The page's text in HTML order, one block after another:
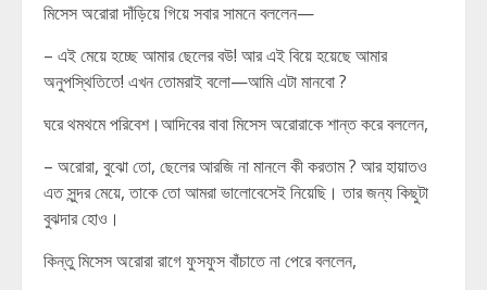
মিসেস অরোরা দাঁড়িয়ে গিয়ে সবার সামনে বললেন—
– এই মেয়ে হচ্ছে আমার ছেলের বউ! আর এই বিয়ে হয়েছে আমার
অনুপস্থিতিতে! এখন তোমরাই বলো—আমি এটা মানবো ?
ঘরে থমথমে পরিবেশ।আদিবের বাবা মিসেস অরোরাকে শান্ত করে বললেন,
– অরোরা, বুঝো তো, ছেলের আরজি না মানলে কী করতাম ? আর হায়াতও
এত সুন্দর মেয়ে, তাকে তো আমরা ভালোবেসেই নিয়েছি। তার জন্য কিছুটা
বুঝদার হোও।
কিন্তু মিসেস অরোরা রাগে ফুসফুস বাঁচাতে না পেরে বললেন,